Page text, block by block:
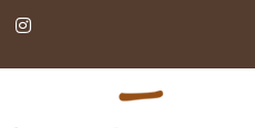
FacebookInstagram